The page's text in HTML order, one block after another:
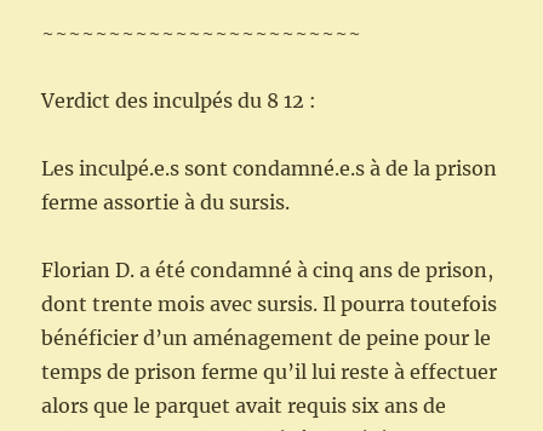
~~~~~~~~~~~~~~~~~~~~~~~~
Verdict des inculpés du 8 12 :
Les inculpé.e.s sont condamné.e.s à de la prison
ferme assortie à du sursis.
Florian D. a été condamné à cinq ans de prison,
dont trente mois avec sursis. Il pourra toutefois
bénéficier d’un aménagement de peine pour le
temps de prison ferme qu’il lui reste à effectuer
alors que le parquet avait requis six ans de